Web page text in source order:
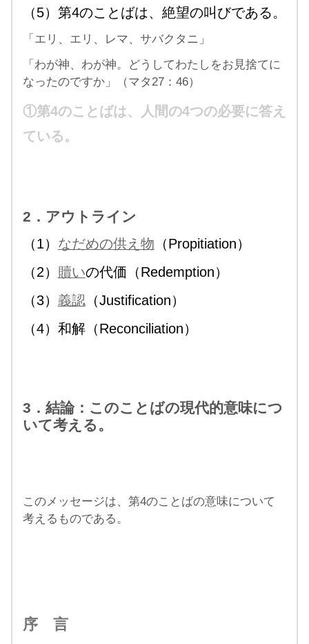
（5）第4のことばは、絶望の叫びである。
「エリ、エリ、レマ、サバクタニ」
「わが神、わが神。どうしてわたしをお見捨てに
なったのですか」（マタ27：46）
①第4のことばは、人間の4つの必要に答え
ている。
2．アウトライン
（1） なだめの供え物 （Propitiation）
（2） 贖いの代価（Redemption）
（3） 義認（Justification）
（4）和解（Reconciliation）
3．結論：このことばの現代的意味につ
いて考える。
このメッセージは、第4のことばの意味について
考えるものである。
序 言